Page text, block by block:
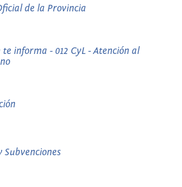
de la Provincia
te informa - 012 CyL - Atención al
Subvenciones